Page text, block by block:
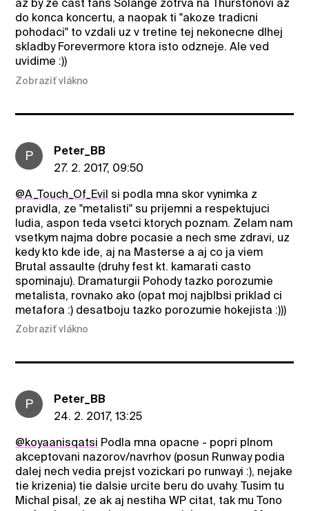
az by ze cast fans Solange zotrva na Thurstonovi az
do konca koncertu, a naopak ti "akoze tradicni
pohodaci" to vzdali uz v tretine tej nekonecne dlhej
skladby Forevermore ktora isto odzneje. Ale ved
uvidime :))
Zobraziť vlákno
P
Peter_BB
27. 2. 2017, 09:50
@A_Touch_Of_Evil si podla mna skor vynimka z
pravidla, ze "metalisti" su prijemni a respektujuci
ludia, aspon teda vsetci ktorych poznam. Zelam nam
vsetkym najma dobre pocasie a nech sme zdravi, uz
kedy kto kde ide, aj na Masterse a aj co ja viem
Brutal assaulte (druhy fest kt. kamarati casto
spominaju). Dramaturgii Pohody tazko porozumie
metalista, rovnako ako (opat moj najblbsi priklad ci
metafora :) desatboju tazko porozumie hokejista :)))
Zobraziť vlákno
P
Peter_BB
24. 2. 2017, 13:25
@koyaanisqatsi Podla mna opacne - popri plnom
akceptovani nazorov/navrhov (posun Runway podia
dalej nech vedia prejst vozickari po runwayi :), nejake
tie krizenia) tie dalsie urcite beru do uvahy. Tusim tu
Michal pisal, ze ak aj nestiha WP citat, tak mu Tono